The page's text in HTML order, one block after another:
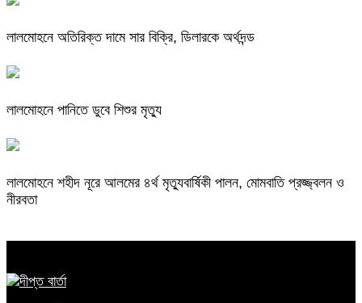
লালমোহনে অতিরিক্ত দামে সার বিক্রি, ডিলারকে অর্থদন্ড
লালমোহনে পানিতে ডুবে শিশুর মৃত্যু
লালমোহনে শহীদ নূরে আলমের ৪র্থ মৃত্যুবার্ষিকী পালন, মোমবাতি প্রজ্জ্বলন ও
নীরবতা